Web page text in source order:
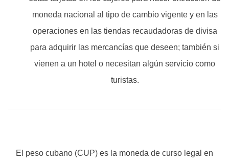
moneda nacional al tipo de cambio vigente y en las
operaciones en las tiendas recaudadoras de divisa
para adquirir las mercancías que deseen; también si
vienen a un hotel o necesitan algún servicio como
turistas.
El peso cubano (CUP) es la moneda de curso legal en